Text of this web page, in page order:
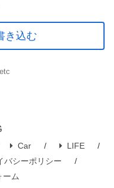
き込む
etc
Car
LIFE
バシーポリシー
ーム